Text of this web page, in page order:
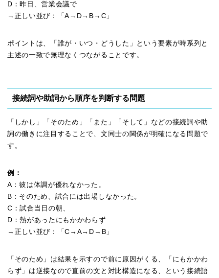
D：昨日、営業会議で
→正しい並び：「A→D→B→C」
ポイントは、「誰が・いつ・どうした」という要素が時系列と
主述の一致で無理なくつながることです。
接続詞や助詞から順序を判断する問題
「しかし」「そのため」「また」「そして」などの接続詞や助
詞の働きに注目することで、文同士の関係が明確になる問題で
す。
例：
A：彼は体調が優れなかった。
B：そのため、試合には出場しなかった。
C：試合当日の朝、
D：熱があったにもかかわらず
→正しい並び：「C→A→D→B」
「そのため」は結果を示すので前に原因がくる、「にもかかわ
らず」は逆接なので直前の文と対比構造になる、という接続語